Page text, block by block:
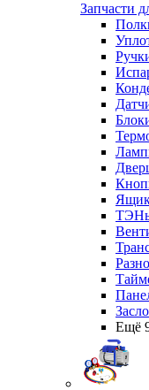
Запчасти
ТЭНы
Ещё